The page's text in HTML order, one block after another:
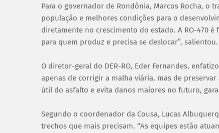
Para o governador de Rondônia, Marcos Rocha, o
população e melhores condições para o
diretamente no crescimento do estado. A RO-470
para quem produz e precisa se deslocar”, salientou.
O diretor-geral do DER-RO, Eder Fernandes,
apenas de corrigir a malha viária, mas de
útil do asfalto e evita danos maiores no futuro,
Segundo o coordenador da Cousa, Lucas
trechos que mais precisam. “As equipes estão